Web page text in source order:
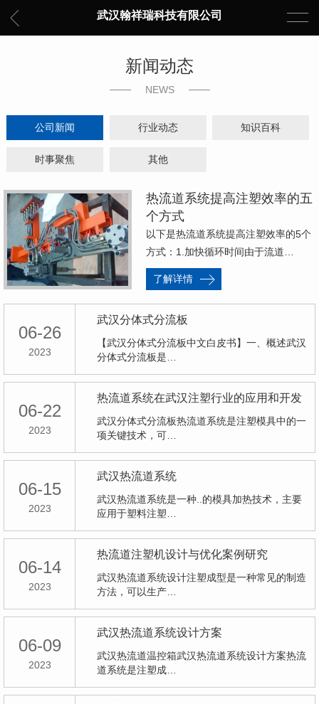
武汉翰祥瑞科技有限公司
新闻动态
NEWS
公司新闻 行业动态 知识百科
时事聚焦 其他
热流道系统提高注塑效率的五
个方式
以下是热流道系统提高注塑效率的5个
方式：1.加快循环时间由于流道…
了解详情
06-26
2023
武汉分体式分流板
【武汉分体式分流板中文白皮书】一、概述武汉
分体式分流板是…
06-22
2023
热流道系统在武汉注塑行业的应用和开发
武汉分体式分流板热流道系统是注塑模具中的一
项关键技术，可…
06-15
2023
武汉热流道系统
武汉热流道系统是一种..的模具加热技术，主要
应用于塑料注塑…
06-14
2023
热流道注塑机设计与优化案例研究
武汉热流道系统设计注塑成型是一种常见的制造
方法，可以生产…
06-09
2023
武汉热流道系统设计方案
武汉热流道温控箱武汉热流道系统设计方案热流
道系统是注塑成…